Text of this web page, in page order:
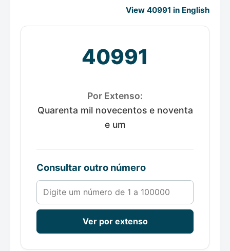
View 40991 in English
40991
Por Extenso:
Quarenta mil novecentos e noventa
e um
Consultar outro número
Número de 1 a 100000
Ver por extenso